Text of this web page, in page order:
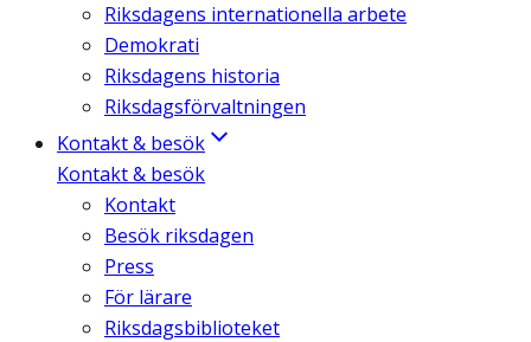
Riksdagens internationella arbete
Demokrati
Riksdagens historia
Riksdagsförvaltningen
Kontakt & besök
Kontakt & besök
Kontakt
Besök riksdagen
Press
För lärare
Riksdagsbiblioteket